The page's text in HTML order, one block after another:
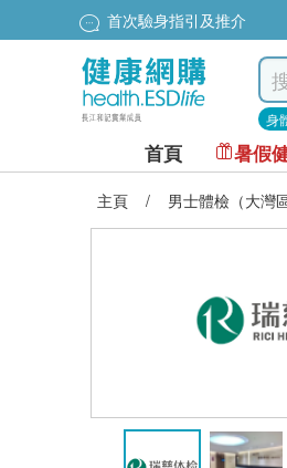
首次驗身指引及推介
身
首頁 暑假
主頁 / 男士體檢（大灣區